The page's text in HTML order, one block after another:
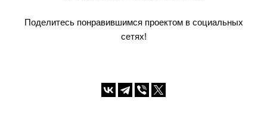
Поделитесь понравившимся проектом в социальных
сетях!